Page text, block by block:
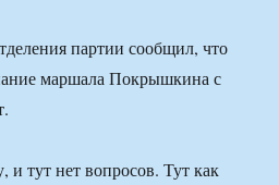
партии сообщил, что
маршала Покрышкина с
и тут нет вопросов. Тут как